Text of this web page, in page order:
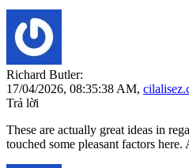
Richard Butler:
17/04/2026, 08:35:38 AM,
Trả lời
These are actually great ideas in
touched some pleasant factors